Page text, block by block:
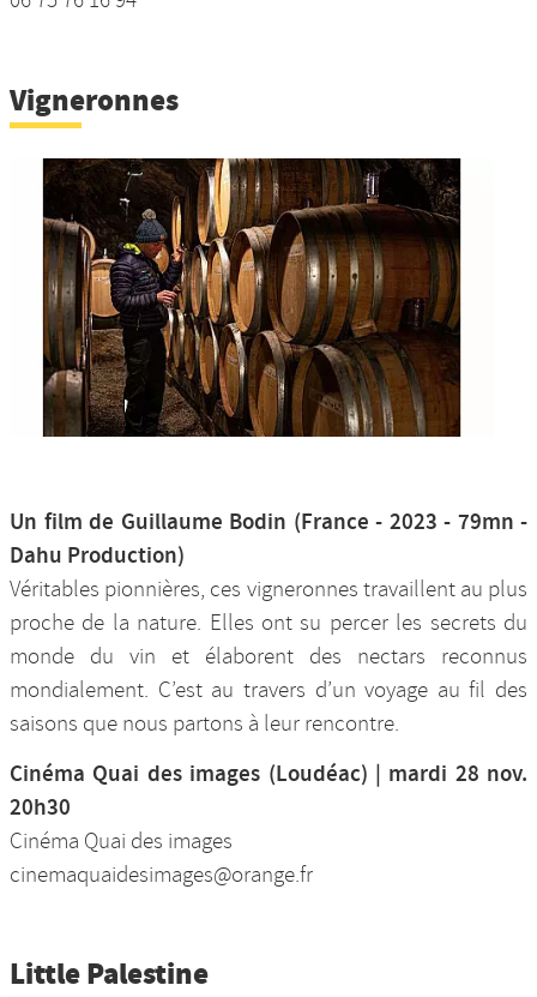
Vigneronnes
Un film de Guillaume Bodin (France - 2023 - 79mn -
Dahu Production)
Véritables pionnières, ces vigneronnes travaillent au plus
proche de la nature. Elles ont su percer les secrets du
monde du vin et élaborent des nectars reconnus
mondialement. C’est au travers d’un voyage au fil des
saisons que nous partons à leur rencontre.
Cinéma Quai des images (Loudéac) | mardi 28 nov.
20h30
Cinéma Quai des images
cinemaquaidesimages@orange.fr
Little Palestine